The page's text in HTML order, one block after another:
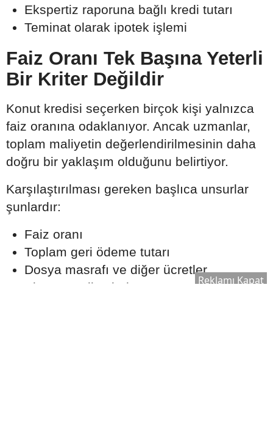
Ekspertiz raporuna bağlı kredi tutarı
Teminat olarak ipotek işlemi
Faiz Oranı Tek Başına Yeterli
Bir Kriter Değildir
Konut kredisi seçerken birçok kişi yalnızca
faiz oranına odaklanıyor. Ancak uzmanlar,
toplam maliyetin değerlendirilmesinin daha
doğru bir yaklaşım olduğunu belirtiyor.
Karşılaştırılması gereken başlıca unsurlar
şunlardır:
Faiz oranı
Toplam geri ödeme tutarı
Dosya masrafı ve diğer ücretler
Sigorta maliyetleri
Reklamı Kapat